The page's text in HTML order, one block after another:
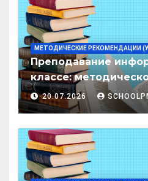
МЕТОДИЧЕСКИЕ РЕКОМЕНДАЦИИ
Преподавание
классе:
20.07.2026